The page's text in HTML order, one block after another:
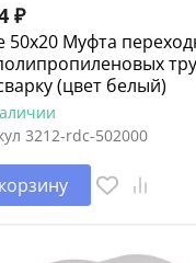
₽
50x20 Муфта
(цвет белый)
3212-rdc-502000